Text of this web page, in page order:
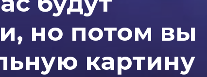
но потом вы
картину